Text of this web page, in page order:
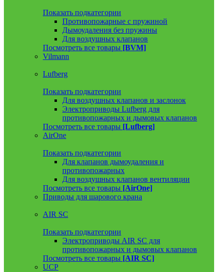
Показать подкатегории
Противопожарные с пружиной
Дымоудаления без пружины
Для воздушных клапанов
Посмотреть все товары [BVM]
Vilmann
Lufberg
Показать подкатегории
Для воздушных клапанов и заслонок
Электроприводы Lufberg для
противопожарных и дымовых клапанов
Посмотреть все товары [Lufberg]
AirOne
Показать подкатегории
Для клапанов дымоудаления и
противопожарных
Для воздушных клапанов вентиляции
Посмотреть все товары [AirOne]
Приводы для шарового крана
AIR SC
Показать подкатегории
Электроприводы AIR SC для
противопожарных и дымовых клапанов
Посмотреть все товары [AIR SC]
UCP